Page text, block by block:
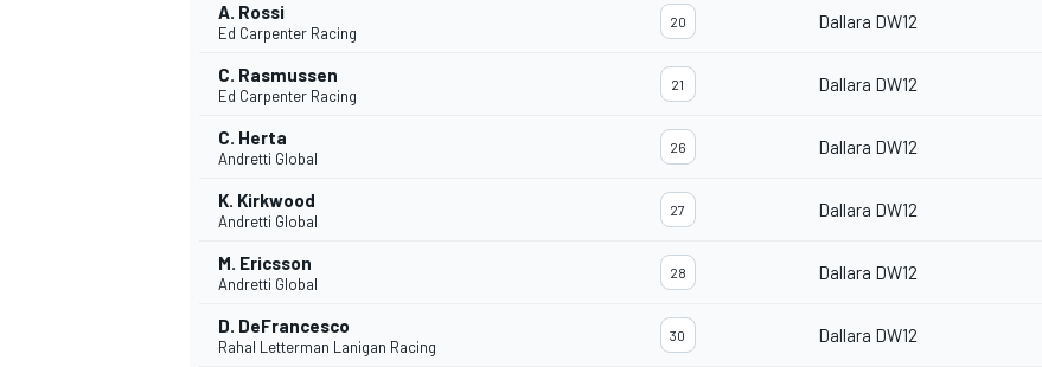
A. Rossi
Ed Carpenter Racing
20 Dallara DW12
C. Rasmussen
Ed Carpenter Racing
21 Dallara DW12
C. Herta
Andretti Global
26 Dallara DW12
K. Kirkwood
Andretti Global
27 Dallara DW12
M. Ericsson
Andretti Global
28 Dallara DW12
D. DeFrancesco
Rahal Letterman Lanigan Racing
30 Dallara DW12